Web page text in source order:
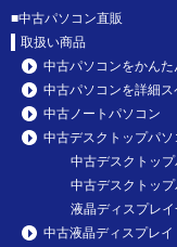
■中古パソコン直販
取扱い商品
中古パソコンをかんた
中古パソコンを詳細
中古ノートパソコン
中古デスクトップパソ
中古デスクトッ
中古デスクトッ
液晶ディスプレ
中古液晶ディスプレイ